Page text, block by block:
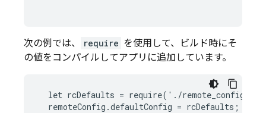
次の例では、 require を使用して、ビルド時にそ
の値をコンパイルしてアプリに追加しています。
let rcDefaults = require('./
  remoteConfig.defaultConfig = rcDefaults;